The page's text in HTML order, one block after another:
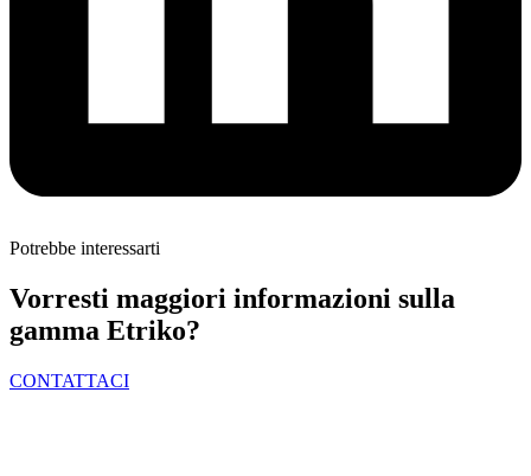
Potrebbe interessarti
Vorresti maggiori informazioni sulla
gamma Etriko?
CONTATTACI